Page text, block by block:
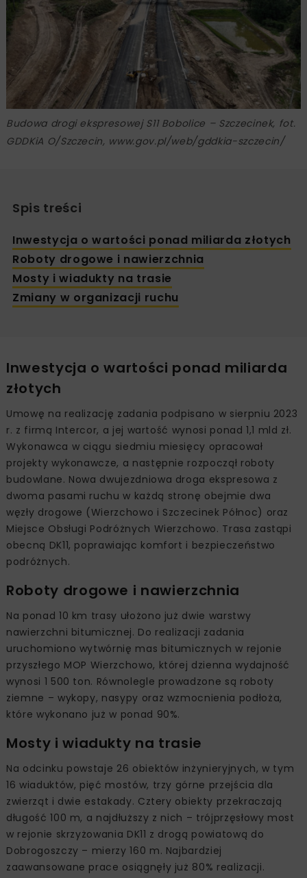
Budowa drogi ekspresowej S11 Bobolice – Szczecinek, fot.
GDDKiA O/Szczecin, www.gov.pl/web/gddkia-szczecin/
Spis treści
Inwestycja o wartości ponad miliarda złotych
Roboty drogowe i nawierzchnia
Mosty i wiadukty na trasie
Zmiany w organizacji ruchu
Inwestycja o wartości ponad miliarda
złotych
Umowę na realizację zadania podpisano w sierpniu 2023
r. z firmą Intercor, a jej wartość wynosi ponad 1,1 mld zł.
Wykonawca w ciągu siedmiu miesięcy opracował
projekty wykonawcze, a następnie rozpoczął roboty
budowlane. Nowa dwujezdniowa droga ekspresowa z
dwoma pasami ruchu w każdą stronę obejmie dwa
węzły drogowe (Wierzchowo i Szczecinek Północ) oraz
Miejsce Obsługi Podróżnych Wierzchowo. Trasa zastąpi
obecną DK11, poprawiając komfort i bezpieczeństwo
podróżnych.
Roboty drogowe i nawierzchnia
Na ponad 10 km trasy ułożono już dwie warstwy
nawierzchni bitumicznej. Do realizacji zadania
uruchomiono wytwórnię mas bitumicznych w rejonie
przyszłego MOP Wierzchowo, której dzienna wydajność
wynosi 1 500 ton. Równolegle prowadzone są roboty
ziemne – wykopy, nasypy oraz wzmocnienia podłoża,
które wykonano już w ponad 90%.
Mosty i wiadukty na trasie
Na odcinku powstaje 26 obiektów inżynieryjnych, w tym
16 wiaduktów, pięć mostów, trzy górne przejścia dla
zwierząt i dwie estakady. Cztery obiekty przekraczają
długość 100 m, a najdłuższy z nich – trójprzęsłowy most
w rejonie skrzyżowania DK11 z drogą powiatową do
Dobrogoszczy – mierzy 160 m. Najbardziej
zaawansowane prace osiągnęły już 80% realizacji.